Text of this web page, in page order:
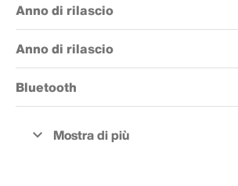
Anno di rilascio
Anno di rilascio
Bluetooth